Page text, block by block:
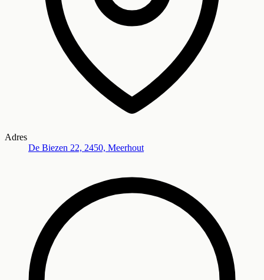
Adres
De Biezen 22, 2450, Meerhout